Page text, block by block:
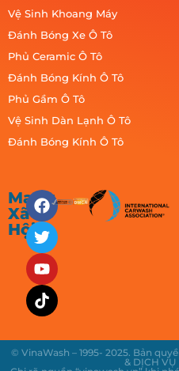
Vệ Sinh Khoang Máy
Đánh Bóng Xe Ô Tô
Phủ Ceramic Ô Tô
Đánh Bóng Kính Ô Tô
Phủ Gầm Ô Tô
Vệ Sinh Dàn Lạnh Ô Tô
Đánh Bóng Kính Ô Tô
Mạng
Xã
Hội
© VinaWash – 1995- 2025. Bản
& DỊCH